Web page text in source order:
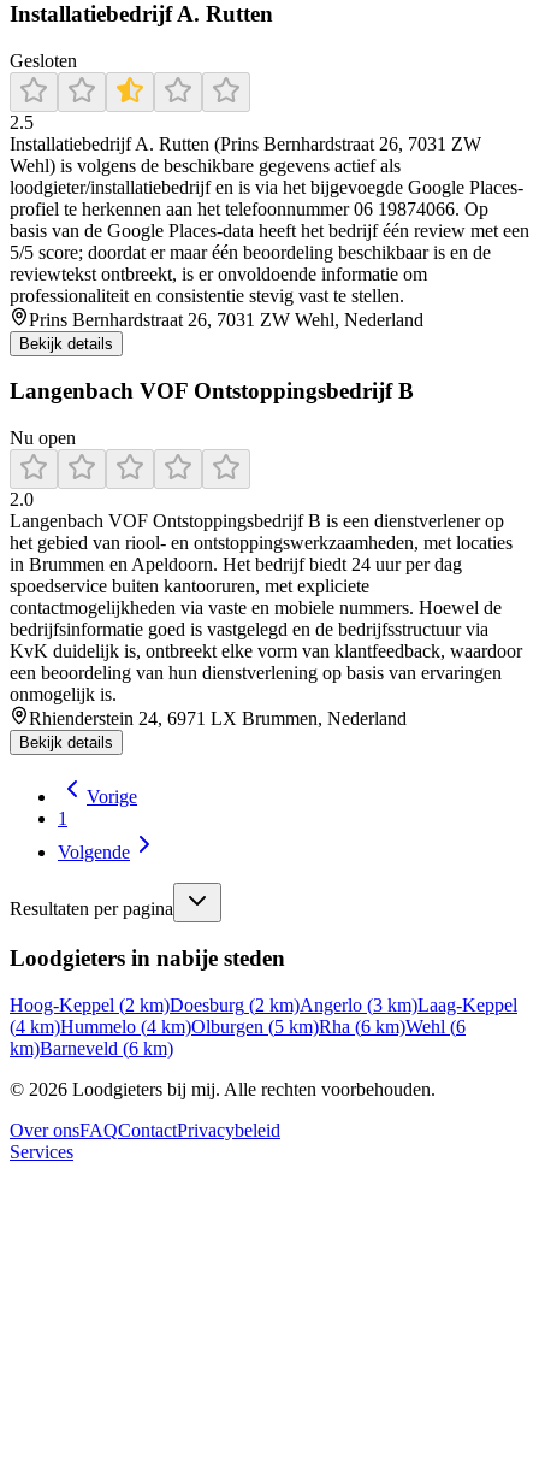
Installatiebedrijf A. Rutten
Gesloten
2.5
Installatiebedrijf A. Rutten (Prins Bernhardstraat 26, 7031 ZW
Wehl) is volgens de beschikbare gegevens actief als
loodgieter/installatiebedrijf en is via het bijgevoegde Google Places-
profiel te herkennen aan het telefoonnummer 06 19874066. Op
basis van de Google Places-data heeft het bedrijf één review met een
5/5 score; doordat er maar één beoordeling beschikbaar is en de
reviewtekst ontbreekt, is er onvoldoende informatie om
professionaliteit en consistentie stevig vast te stellen.
Prins Bernhardstraat 26, 7031 ZW Wehl, Nederland
Bekijk details
Langenbach VOF Ontstoppingsbedrijf B
Nu open
2.0
Langenbach VOF Ontstoppingsbedrijf B is een dienstverlener op
het gebied van riool- en ontstop­pings­werkzaamheden, met locaties
in Brummen en Apeldoorn. Het bedrijf biedt 24 uur per dag
spoedservice buiten kantooruren, met expliciete
contactmogelijkheden via vaste en mobiele nummers. Hoewel de
bedrijfsinformatie goed is vastgelegd en de bedrijfsstructuur via
KvK duidelijk is, ontbreekt elke vorm van klantfeedback, waardoor
een beoordeling van hun dienstverlening op basis van ervaringen
onmogelijk is.
Rhienderstein 24, 6971 LX Brummen, Nederland
Bekijk details
Vorige
1
Volgende
Resultaten per pagina
Loodgieters in nabije steden
Hoog-Keppel (2 km)Doesburg (2 km)Angerlo (3 km)Laag-Keppel
(4 km)Hummelo (4 km)Olburgen (5 km)Rha (6 km)Wehl (6
km)Barneveld (6 km)
© 2026 Loodgieters bij mij. Alle rechten voorbehouden.
Over onsFAQContactPrivacybeleid
Services